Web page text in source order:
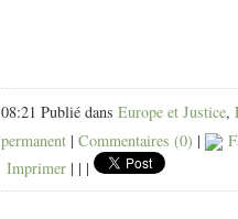
08:21 Publié dans Europe et Justice,
permanent | Commentaires (0) |
Imprimer | | |